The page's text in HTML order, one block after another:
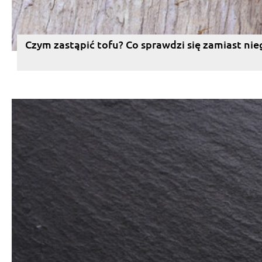
Czym zastąpić tofu? Co sprawdzi się zamiast